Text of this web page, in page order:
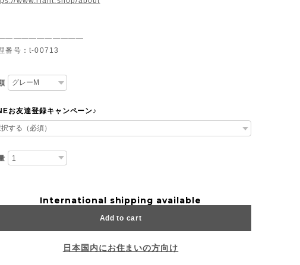
番号：t-00713
お友達登録キャンペーン♪
International shipping available
Add to cart
日本国内にお住まいの方向け